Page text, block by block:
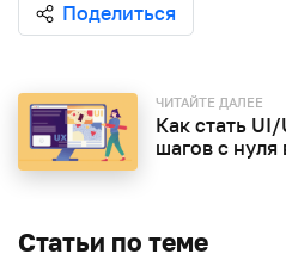
Поделиться
ЧИТАЙТЕ ДАЛЕЕ
Как стать
шагов с нуля
Статьи по теме